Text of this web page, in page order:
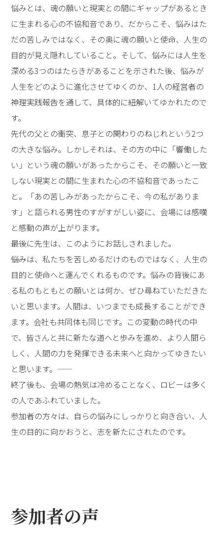
悩みとは、魂の願いと現実との間にギャップがあるとき
に生まれる心の不協和音であり、だからこそ、悩みはた
だの苦しみではなく、その奥に魂の願いと使命、人生の
目的が見え隠れしていること。そして、悩みには人生を
深める3つのはたらきがあることを示された後、悩みが
人生をどのように進化させてゆくのか、1人の経営者の
神理実践報告を通して、具体的に紐解いてゆかれたので
す。
先代の父との衝突、息子との関わりのねじれという2つ
の大きな悩み。しかしそれは、その方の中に「響働した
い」という魂の願いがあったからこそ、その願いと一致
しない現実との間に生まれた心の不協和音であったこ
と。「あの苦しみがあったからこそ、今の私がありま
す」と語られる男性のすがすがしい姿に、会場には感嘆
と感動の声が上がります。
最後に先生は、このようにお話しされました。
――悩みは、私たちを苦しめるだけのものではなく、人生の
目的と使命へと運んでくれるものです。悩みの背後にあ
る私のもともとの願いとは何か、ぜひ尋ねていただきた
いと思います。人間は、いつまでも成長することができ
ます。会社も共同体も同じです。この変動の時代の中
で、皆さんと共に新たな道へと歩みを進め、より人間ら
しく、人間の力を発揮できる未来へと向かってゆきたい
と思います。――
終了後も、会場の熱気は冷めることなく、ロビーは多く
の人であふれていました。
参加者の方々は、自らの悩みにしっかりと向き合い、人
生の目的に向かおうと、志を新たにされたのです。
参加者の声